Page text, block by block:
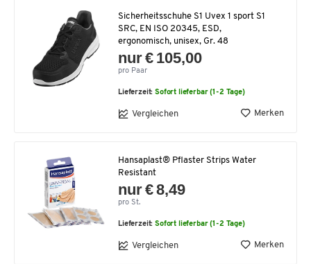
Sicherheitsschuhe S1 Uvex 1 sport S1
SRC, EN ISO 20345, ESD,
ergonomisch, unisex, Gr. 48
nur € 105,00
pro Paar
Lieferzeit:Sofort lieferbar (1-2 Tage)
Vergleichen Merken
Hansaplast® Pflaster Strips Water
Resistant
nur € 8,49
pro St.
Lieferzeit:Sofort lieferbar (1-2 Tage)
Vergleichen Merken